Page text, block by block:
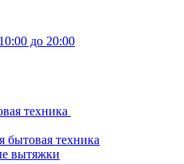
до 20:00
техника
бытовая техника
вытяжки